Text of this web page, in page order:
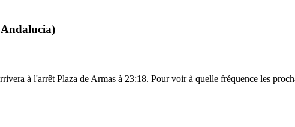
Andalucia)
à l'arrêt Plaza de Armas à 23:18. Pour voir à quelle fréquence les